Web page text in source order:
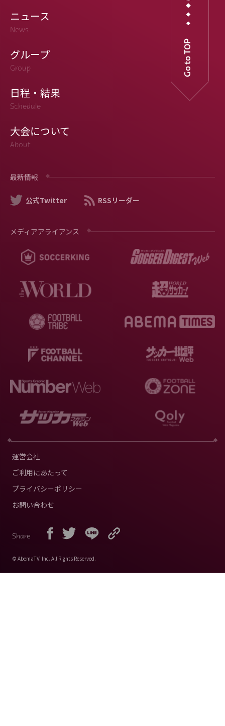
ニュース
News
グループ
Group
日程・結果
Schedule
大会について
About
最新情報
公式Twitter RSSリーダー
メディアアライアンス
Go to TOP
運営会社
ご利用にあたって
プライバシーポリシー
お問い合わせ
Share
© AbemaTV. Inc. All Rights Reserved.